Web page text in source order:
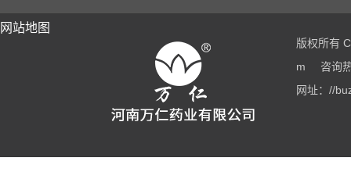
网站地图
版权所有
m
咨询
网址：//